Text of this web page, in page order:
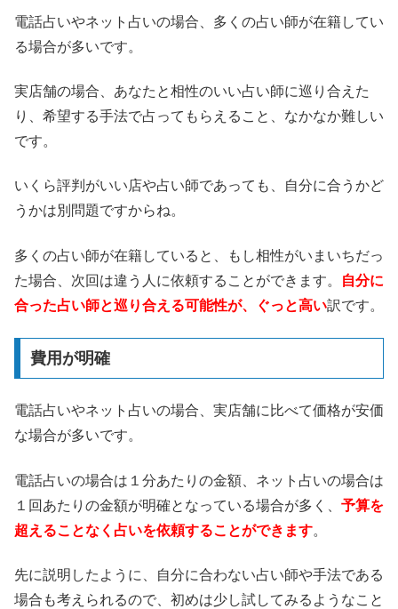
電話占いやネット占いの場合、多くの占い師が在籍してい
る場合が多いです。
実店舗の場合、あなたと相性のいい占い師に巡り合えた
り、希望する手法で占ってもらえること、なかなか難しい
です。
いくら評判がいい店や占い師であっても、自分に合うかど
うかは別問題ですからね。
多くの占い師が在籍していると、もし相性がいまいちだっ
た場合、次回は違う人に依頼することができます。
自分に
合った占い師と巡り合える可能性が、ぐっと高い訳です。
費用が明確
電話占いやネット占いの場合、実店舗に比べて価格が安価
な場合が多いです。
電話占いの場合は１分あたりの金額、ネット占いの場合は
１回あたりの金額が明確となっている場合が多く、 予算を
超えることなく占いを依頼することができます。
先に説明したように、自分に合わない占い師や手法である
場合も考えられるので、初めは少し試してみるようなこと